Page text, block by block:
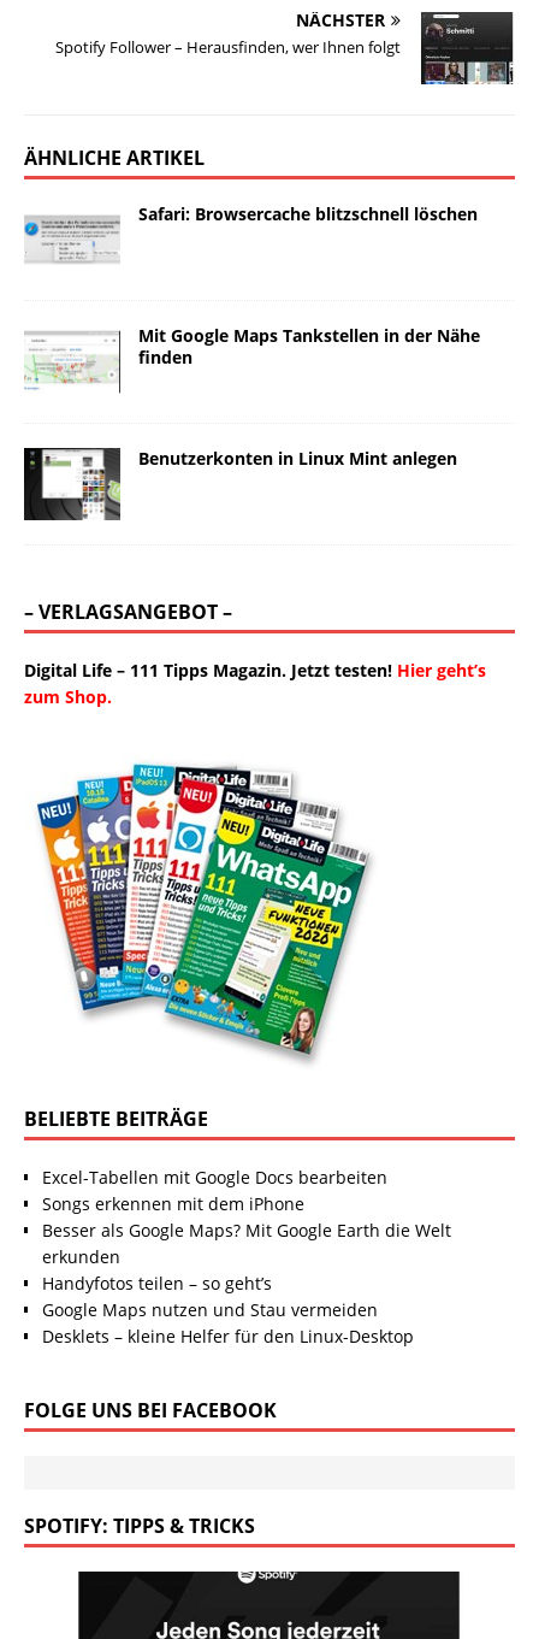
NÄCHSTER
Spotify Follower – Herausfinden, wer Ihnen folgt
ÄHNLICHE ARTIKEL
Safari: Browsercache blitzschnell löschen
Mit Google Maps Tankstellen in der Nähe
finden
Benutzerkonten in Linux Mint anlegen
– VERLAGSANGEBOT –
Digital Life – 111 Tipps Magazin. Jetzt testen! Hier geht’s
zum Shop.
BELIEBTE BEITRÄGE
Excel-Tabellen mit Google Docs bearbeiten
Songs erkennen mit dem iPhone
Besser als Google Maps? Mit Google Earth die Welt
erkunden
Handyfotos teilen – so geht’s
Google Maps nutzen und Stau vermeiden
Desklets – kleine Helfer für den Linux-Desktop
FOLGE UNS BEI FACEBOOK
SPOTIFY: TIPPS & TRICKS